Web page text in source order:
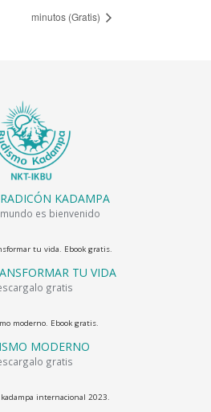
minutos (Gratis)
KADAMPA
es bienvenido
TU VIDA
gratis
MODERNO
gratis